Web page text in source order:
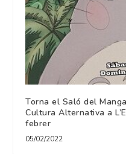
Torna el Saló del
Cultura Alternativa a
febrer
05/02/2022